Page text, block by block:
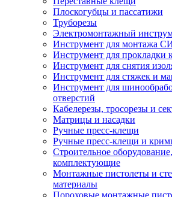
Плоскогубцы и пассатижи
Труборезы
Электромонтажный
Инструмент для монтажа
Инструмент для прокладки
Инструмент для снятия
Инструмент для стяжек и
Инструмент для
отверстий
Кабелерезы, тросорезы и
Матрицы и насадки
Ручные пресс-клещи
Ручные пресс-клещи и
Строительное
комплектующие
Монтажные пистолеты и
материалы
Пороховые монтажные